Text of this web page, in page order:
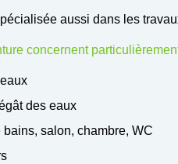
aussi dans les
concernent
des eaux
salon, chambre, WC